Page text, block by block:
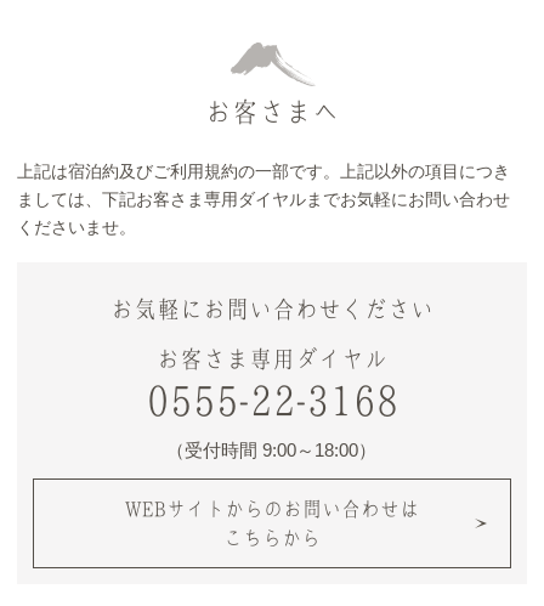
お客さまへ
上記は宿泊約及びご利用規約の一部です。上記以外の項目につき
ましては、下記お客さま専用ダイヤルまでお気軽にお問い合わせ
くださいませ。
お気軽にお問い合わせください
お客さま専用ダイヤル
0555-22-3168
（受付時間 9:00～18:00）
WEBサイトからのお問い合わせは
こちらから